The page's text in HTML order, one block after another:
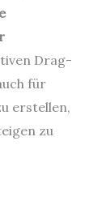
Drag-
für
erstellen,
zu